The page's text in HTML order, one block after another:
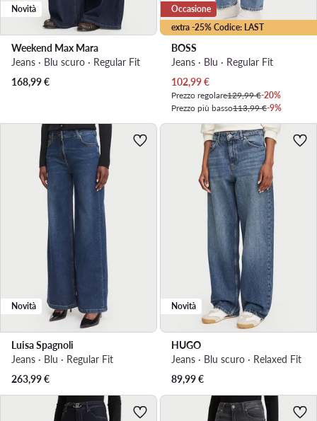
Novità
Weekend Max Mara
Jeans · Blu scuro · Regular Fit
168,99€
extra -25% Codice: LAST
Occasione
BOSS
Jeans · Blu · Regular Fit
Prezzo attuale
102,99€
Prezzo regolare129,99 €-20%
Prezzo più basso113,99 €-9%
Novità
Luisa Spagnoli
Jeans · Blu · Regular Fit
263,99€
Novità
HUGO
Jeans · Blu scuro · Relaxed Fit
89,99€